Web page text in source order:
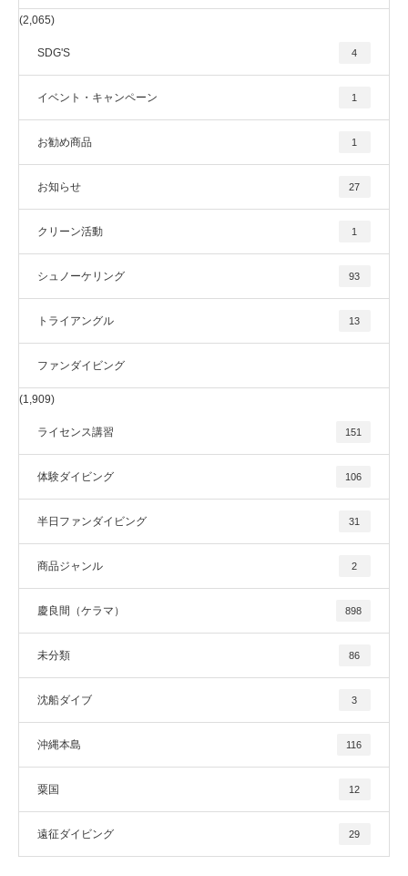
(2,065)
SDG'S 4
イベント・キャンペーン 1
お勧め商品 1
お知らせ 27
クリーン活動 1
シュノーケリング 93
トライアングル 13
ファンダイビング
(1,909)
ライセンス講習 151
体験ダイビング 106
半日ファンダイビング 31
商品ジャンル 2
慶良間（ケラマ） 898
未分類 86
沈船ダイブ 3
沖縄本島 116
粟国 12
遠征ダイビング 29